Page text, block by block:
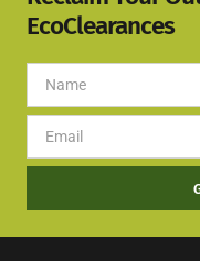
EcoClearances